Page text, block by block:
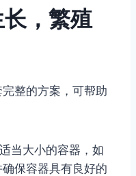
，繁殖
整的方案，可帮助
当大小的容器，如
保容器具有良好的